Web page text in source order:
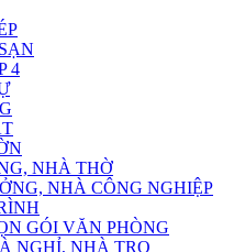
4
NHÀ THỜ
NHÀ CÔNG NGHIỆP
GÓI VĂN PHÒNG
NGHỈ, NHÀ TRỌ